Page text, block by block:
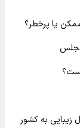
یا پرخطر؟
مجلس
زیبایی به کشور